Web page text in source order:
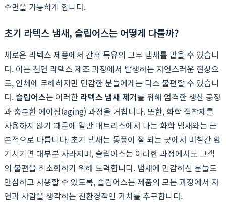
수면을 가능하게 합니다.
초기 라텍스 냄새, 슬립어스는 어떻게 다를까?
새로운 라텍스 제품에서 간혹 특유의 고무 냄새를 맡을 수 있습니
다. 이는 천연 라텍스 제조 과정에서 발생하는 자연스러운 현상으
로, 인체에 무해하지만 민감한 분들에게는 다소 불편할 수 있습니
다.슬립어스는 이러한 라텍스 냄새 제거를 위해 엄격한 생산 공정
과 충분한 에이징(aging) 과정을 거칩니다. 또한, 화학 접착제를
사용하지 않기 때문에 일반 매트리스에서 나는 화학 냄새와는 근
본적으로 다릅니다. 초기 냄새는 통풍이 잘 되는 곳에서 며칠간 환
기시키면 대부분 사라지며, 슬립어스는 이러한 과정에서도 고객
의 불편을 최소화하기 위해 노력합니다. 냄새에 민감하신 분들도
안심하고 사용할 수 있도록, 슬립어스는 제품의 모든 과정에서 자
연과 사람을 생각하는 친환경적인 가치를 추구합니다.